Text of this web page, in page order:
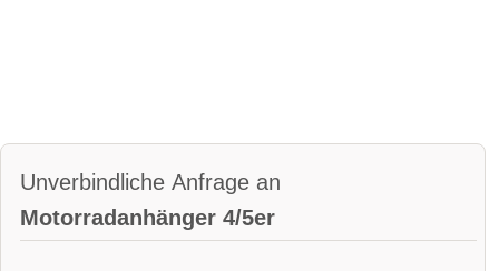
Unverbindliche Anfrage an
Motorradanhänger 4/5er